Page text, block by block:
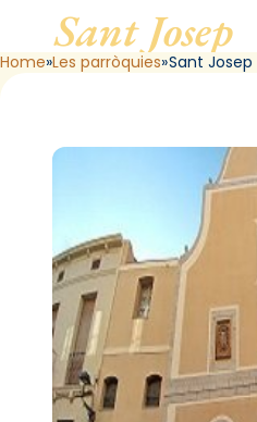
Sant Josep
Home Les parròquies Sant